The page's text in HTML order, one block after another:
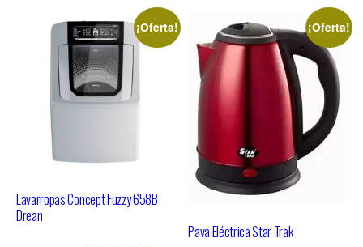
¡Oferta!
Lavarropas Concept Fuzzy 658B
Drean
¡Oferta!
Pava Eléctrica Star Trak